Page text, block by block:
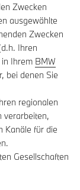
Zwecken
ausgewählte
Zwecken
Ihren
Ihrem BMW
bei denen Sie
regionalen
verarbeiten,
Kanäle für die
Gesellschaften